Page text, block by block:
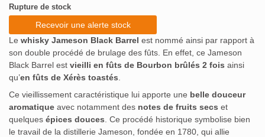
Rupture de stock
Recevoir une alerte stock
Le whisky Jameson Black Barrel est nommé ainsi par rapport à
son double procédé de brulage des fûts. En effet, ce Jameson
Black Barrel est vieilli en fûts de Bourbon brûlés 2 fois ainsi
qu’en fûts de Xérès toastés
Ce vieillissement caractéristique lui apporte une belle douceur
aromatique avec notamment des notes de fruits secs et
quelques épices douces . Ce procédé historique symbolise bien
le travail de la distillerie Jameson, fondée en 1780, qui allie